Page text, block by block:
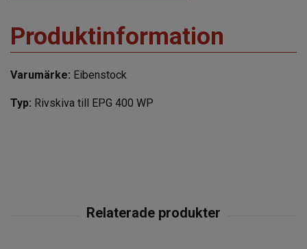
Produktinformation
Varumärke: Eibenstock
Typ: Rivskiva till EPG 400 WP